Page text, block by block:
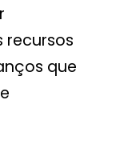
que